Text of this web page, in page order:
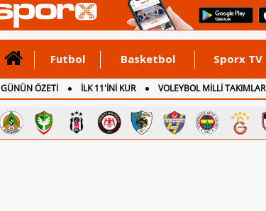
Futbol Basketbol Sporx TV
GÜNÜN ÖZETİ İLK 11'İNİ KUR VOLEYBOL MİLLİ TAKIMLAR
CANLI ANLATIM
İNGİLTERE